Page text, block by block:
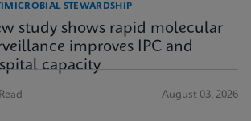
STEWARDSHIP
study shows rapid molecular
improves IPC and
capacity
August 03, 2026